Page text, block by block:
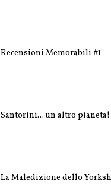
Recensioni Memorabili #1
Santorini... un altro pianeta!
La Maledizione dello